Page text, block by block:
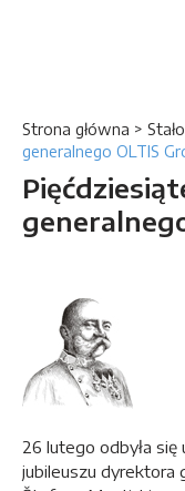
Strona główna >
generalnego OLTIS
26 lutego odbyła
jubileuszu dyrektora